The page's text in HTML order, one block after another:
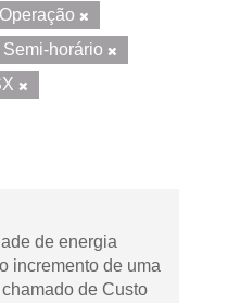
Semi-horário
de energia
incremento de uma
de Custo